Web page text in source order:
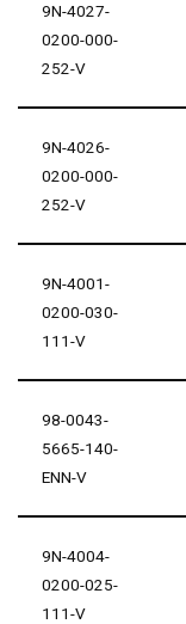
9N-4027-
0200-000-
252-V
9N-4026-
0200-000-
252-V
9N-4001-
0200-030-
111-V
98-0043-
5665-140-
ENN-V
9N-4004-
0200-025-
111-V